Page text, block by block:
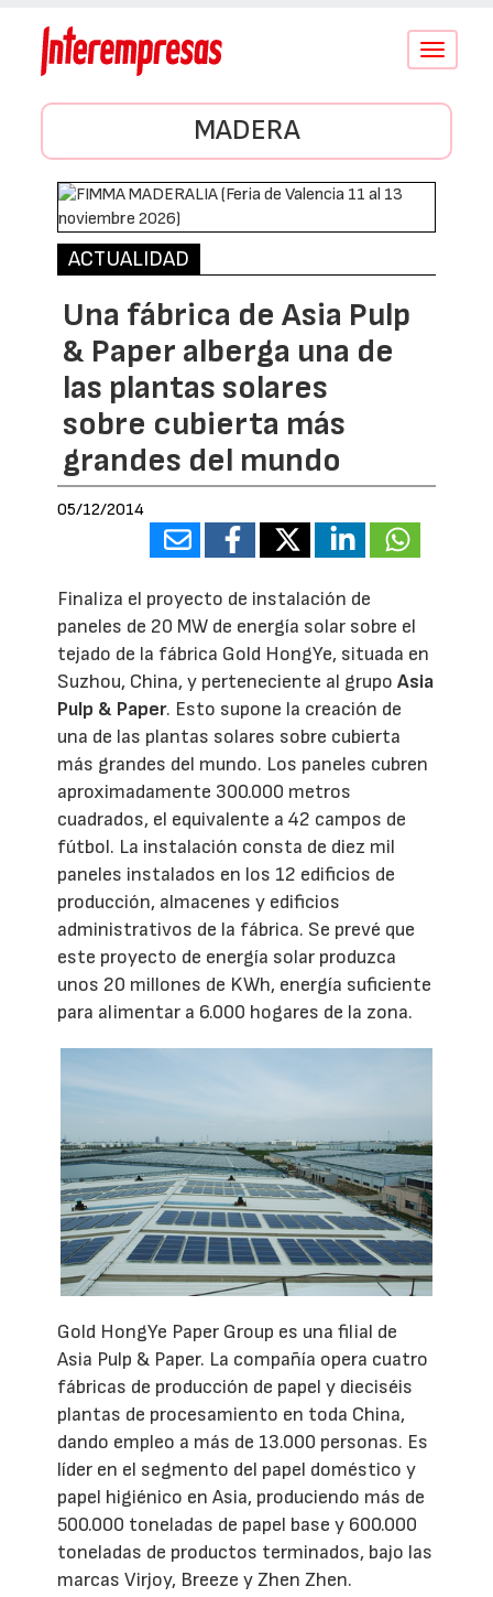
Conmutar
MADERA
ACTUALIDAD
Una fábrica de Asia Pulp
& Paper alberga una de
las plantas solares
sobre cubierta más
grandes del mundo
05/12/2014
Finaliza el proyecto de instalación de
paneles de 20 MW de energía solar sobre el
tejado de la fábrica Gold HongYe, situada en
Suzhou, China, y perteneciente al grupoAsia
Pulp & Paper. Esto supone la creación de
una de las plantas solares sobre cubierta
más grandes del mundo. Los paneles cubren
aproximadamente 300.000 metros
cuadrados, el equivalente a 42 campos de
fútbol. La instalación consta de diez mil
paneles instalados en los 12 edificios de
producción, almacenes y edificios
administrativos de la fábrica. Se prevé que
este proyecto de energía solar produzca
unos 20 millones de KWh, energía suficiente
para alimentar a 6.000 hogares de la zona.
Gold HongYe Paper Group es una filial de
Asia Pulp & Paper. La compañía opera cuatro
fábricas de producción de papel y dieciséis
plantas de procesamiento en toda China,
dando empleo a más de 13.000 personas. Es
líder en el segmento del papel doméstico y
papel higiénico en Asia, produciendo más de
500.000 toneladas de papel base y 600.000
toneladas de productos terminados, bajo las
marcas Virjoy, Breeze y Zhen Zhen.